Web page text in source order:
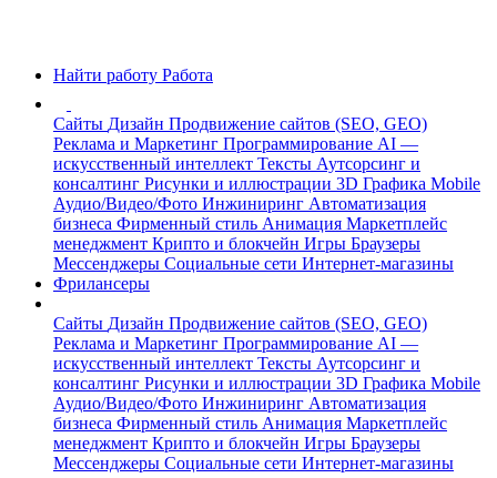
Найти работу Работа
Сайты Дизайн Продвижение сайтов (SEO, GEO)
Реклама и Маркетинг Программирование AI —
искусственный интеллект Тексты Аутсорсинг и
консалтинг Рисунки и иллюстрации 3D Графика Mobile
Аудио/Видео/Фото Инжиниринг Автоматизация
бизнеса Фирменный стиль Анимация Маркетплейс
менеджмент Крипто и блокчейн Игры Браузеры
Мессенджеры Социальные сети Интернет-магазины
Фрилансеры
Сайты Дизайн Продвижение сайтов (SEO, GEO)
Реклама и Маркетинг Программирование AI —
искусственный интеллект Тексты Аутсорсинг и
консалтинг Рисунки и иллюстрации 3D Графика Mobile
Аудио/Видео/Фото Инжиниринг Автоматизация
бизнеса Фирменный стиль Анимация Маркетплейс
менеджмент Крипто и блокчейн Игры Браузеры
Мессенджеры Социальные сети Интернет-магазины